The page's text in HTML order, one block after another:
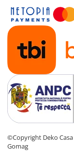
©Copyright Deko Casa
Gomag